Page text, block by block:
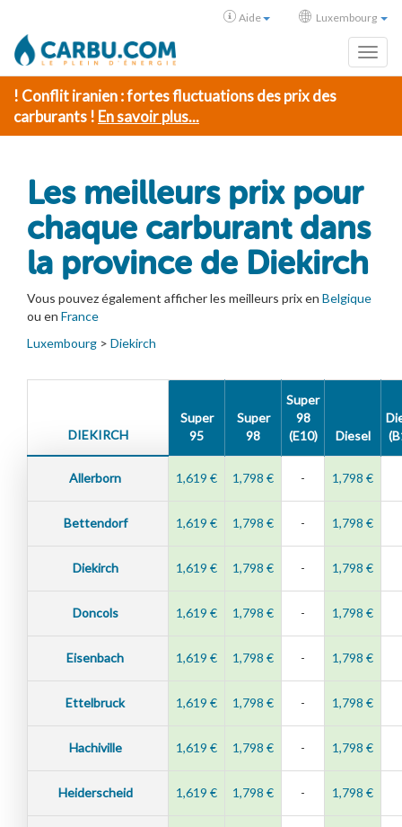
Aide Luxembourg
! Conflit iranien : fortes fluctuations des prix des
carburants ! En savoir plus...
Les meilleurs prix pour
chaque carburant dans
la province de Diekirch
Vous pouvez également afficher les meilleurs prix en Belgique
ou en France
Luxembourg > Diekirch
DIEKIRCH
Super
95
Super
98
Super
98
(E10)
Diesel
Allerborn 1,619 € 1,798 € - 1,798 €
Bettendorf 1,619 € 1,798 € - 1,798 €
Diekirch 1,619 € 1,798 € - 1,798 €
Doncols 1,619 € 1,798 € - 1,798 €
Eisenbach 1,619 € 1,798 € - 1,798 €
Ettelbruck 1,619 € 1,798 € - 1,798 €
Hachiville 1,619 € 1,798 € - 1,798 €
Heiderscheid 1,619 € 1,798 € - 1,798 €